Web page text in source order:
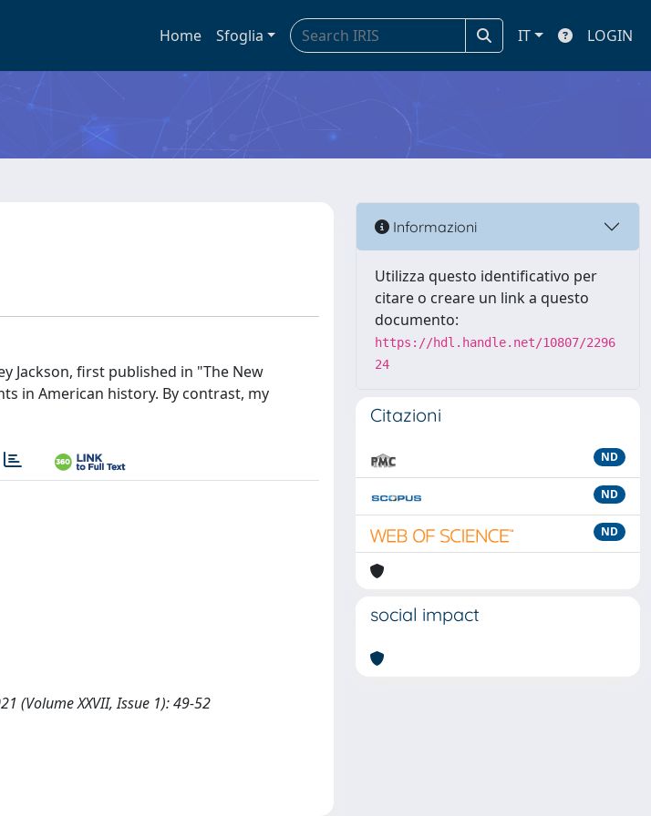
Home Sfoglia IT LOGIN
Jackson, first published in "The New
in American history. By contrast, my
(Volume XXVII, Issue 1): 49-52
Informazioni
Utilizza questo identificativo per
citare o creare un link a questo
documento:
https://hdl.handle.net/10807/2296
24
Citazioni
ND
ND
ND
social impact